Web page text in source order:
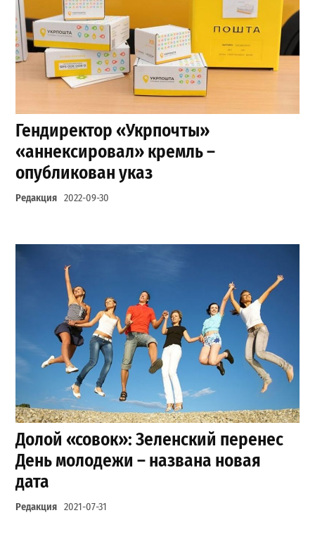
Гендиректор «Укрпочты»
«аннексировал» кремль –
опубликован указ
Редакция 2022-09-30
Долой «совок»: Зеленский перенес
День молодежи – названа новая
дата
Редакция 2021-07-31